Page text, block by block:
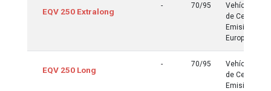
EQV 250 Extralong
- 70/95
Vehículos
de Cero
Emisiones
Europa
EQV 250 Long
- 70/95
Vehículos
de Cero
Emisiones